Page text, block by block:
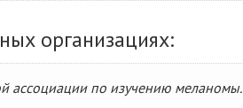
организациях:
ассоциации по изучению меланомы.